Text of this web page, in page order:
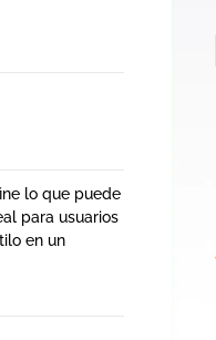
lo que puede
para usuarios
en un